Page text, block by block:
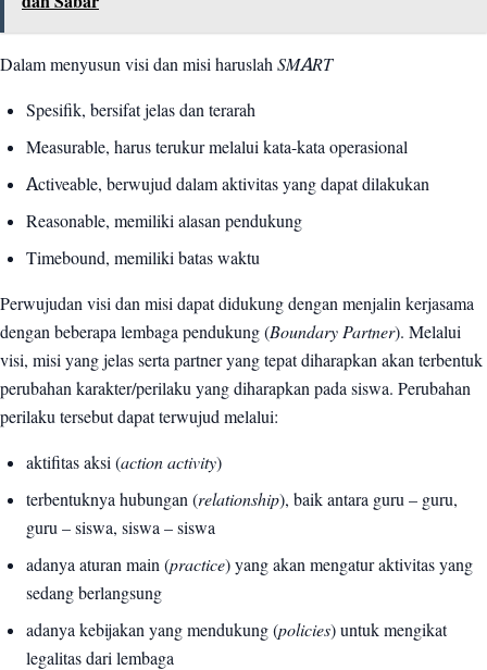
Dalam menyusun visi dan misi haruslah SMART
Spesifik, bersifat jelas dan terarah
Measurable, harus terukur melalui kata-kata operasional
Activeable, berwujud dalam aktivitas yang dapat dilakukan
Reasonable, memiliki alasan pendukung
Timebound, memiliki batas waktu
Perwujudan visi dan misi dapat didukung dengan menjalin kerjasama
dengan beberapa lembaga pendukung (Boundary Partner). Melalui
visi, misi yang jelas serta partner yang tepat diharapkan akan terbentuk
perubahan karakter/perilaku yang diharapkan pada siswa. Perubahan
perilaku tersebut dapat terwujud melalui:
aktifitas aksi (action activity)
terbentuknya hubungan (relationship), baik antara guru – guru,
guru – siswa, siswa – siswa
adanya aturan main (practice) yang akan mengatur aktivitas yang
sedang berlangsung
adanya kebijakan yang mendukung (policies) untuk mengikat
legalitas dari lembaga